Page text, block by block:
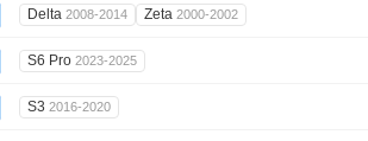
Delta 2008-2014 Zeta 2000-2002
S6 Pro 2023-2025
S3 2016-2020